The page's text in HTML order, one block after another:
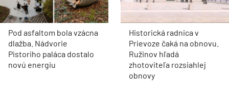
Pod asfaltom bola vzácna
dlažba. Nádvorie
Pistoriho paláca dostalo
novú energiu
Historická radnica v
Prievoze čaká na obnovu.
Ružinov hľadá
zhotoviteľa rozsiahlej
obnovy